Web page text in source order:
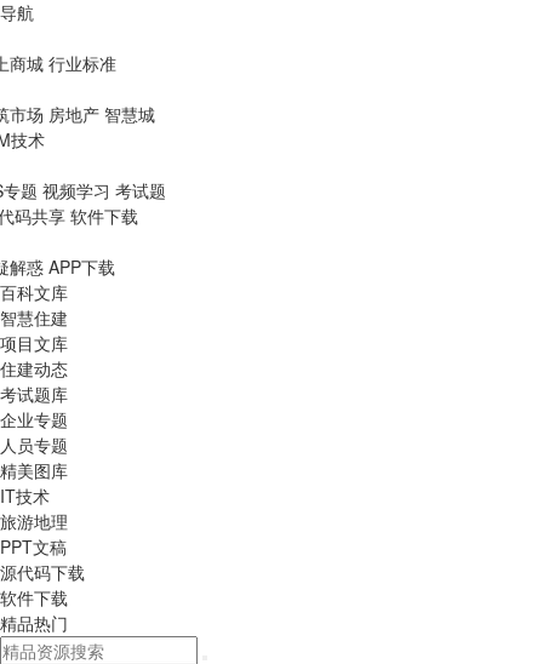
导航
商城 行业标准
市场 房地产 智慧城
技术
题 视频学习 考试题
码共享 软件下载
解惑 APP下载
百科文库
智慧住建
项目文库
住建动态
考试题库
企业专题
人员专题
精美图库
IT技术
旅游地理
PPT文稿
源代码下载
软件下载
精品热门